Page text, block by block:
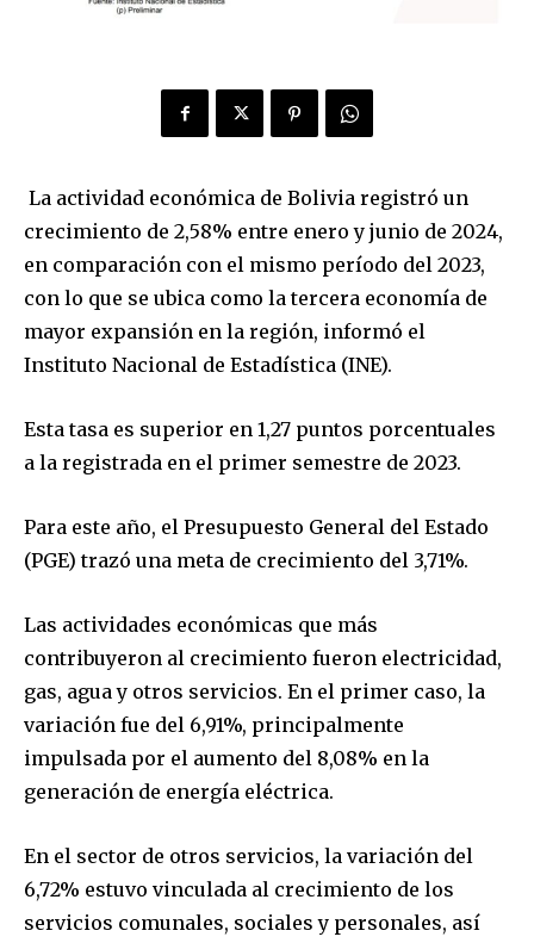
La actividad económica de Bolivia registró un
crecimiento de 2,58% entre enero y junio de 2024,
en comparación con el mismo período del 2023,
con lo que se ubica como la tercera economía de
mayor expansión en la región, informó el
Instituto Nacional de Estadística (INE).
Esta tasa es superior en 1,27 puntos porcentuales
a la registrada en el primer semestre de 2023.
Para este año, el Presupuesto General del Estado
(PGE) trazó una meta de crecimiento del 3,71%.
Las actividades económicas que más
contribuyeron al crecimiento fueron electricidad,
gas, agua y otros servicios. En el primer caso, la
variación fue del 6,91%, principalmente
impulsada por el aumento del 8,08% en la
generación de energía eléctrica.
En el sector de otros servicios, la variación del
6,72% estuvo vinculada al crecimiento de los
servicios comunales, sociales y personales, así